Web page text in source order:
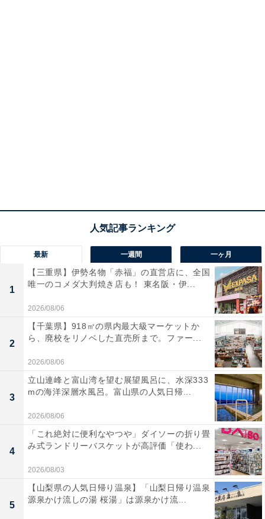
最新 一週間 一ヶ月
1
【三重県】伊勢名物「赤福」の直営店に、全国
唯一のコメダ大判焼き店も！ 東名阪・伊...
2026/08/06
2
【千葉県】918㎡の県内最大級マーケットか
ら、廃校をリノベした直売所まで。ファー...
2026/08/06
3
立山連峰と富山湾を望む展望風呂に、水深333
mの海洋深層水風呂。富山県の人気日帰...
2026/08/06
4
「これ絶対に便利なやつや」ダイソーの折り畳
み式ランドリーバスケットが高評価「使わ...
2026/08/03
5
【山梨県の人気日帰り温泉】「山梨日帰り温泉
源泉かけ流しの湯 桜湯」は源泉かけ流...